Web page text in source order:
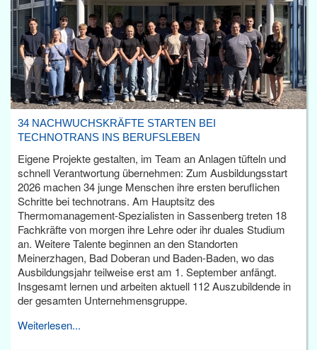
34 NACHWUCHSKRÄFTE STARTEN BEI
TECHNOTRANS INS BERUFSLEBEN
Eigene Projekte gestalten, im Team an Anlagen tüfteln und
schnell Verantwortung übernehmen: Zum Ausbildungsstart
2026 machen 34 junge Menschen ihre ersten beruflichen
Schritte bei technotrans. Am Hauptsitz des
Thermomanagement-Spezialisten in Sassenberg treten 18
Fachkräfte von morgen ihre Lehre oder ihr duales Studium
an. Weitere Talente beginnen an den Standorten
Meinerzhagen, Bad Doberan und Baden-Baden, wo das
Ausbildungsjahr teilweise erst am 1. September anfängt.
Insgesamt lernen und arbeiten aktuell 112 Auszubildende in
der gesamten Unternehmensgruppe.
Weiterlesen...